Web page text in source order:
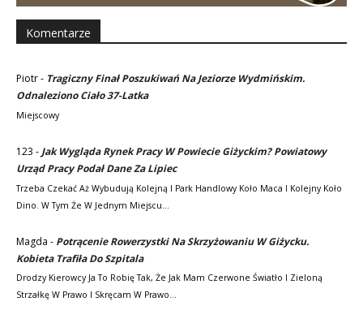
Komentarze
Piotr- Tragiczny Finał Poszukiwań Na Jeziorze Wydmińskim.
Odnaleziono Ciało 37-Latka
Miejscowy
123 - Jak Wygląda Rynek Pracy W Powiecie Giżyckim? Powiatowy
Urząd Pracy Podał Dane Za Lipiec
Trzeba Czekać Aż Wybudują Kolejną I Park Handlowy Koło Maca I Kolejny Koło
Dino. W Tym Że W Jednym Miejscu…
Magda - Potrącenie Rowerzystki Na Skrzyżowaniu W Giżycku.
Kobieta Trafiła Do Szpitala
Drodzy Kierowcy Ja To Robię Tak, Że Jak Mam Czerwone Światło I Zieloną
Strzałkę W Prawo I Skręcam W Prawo…